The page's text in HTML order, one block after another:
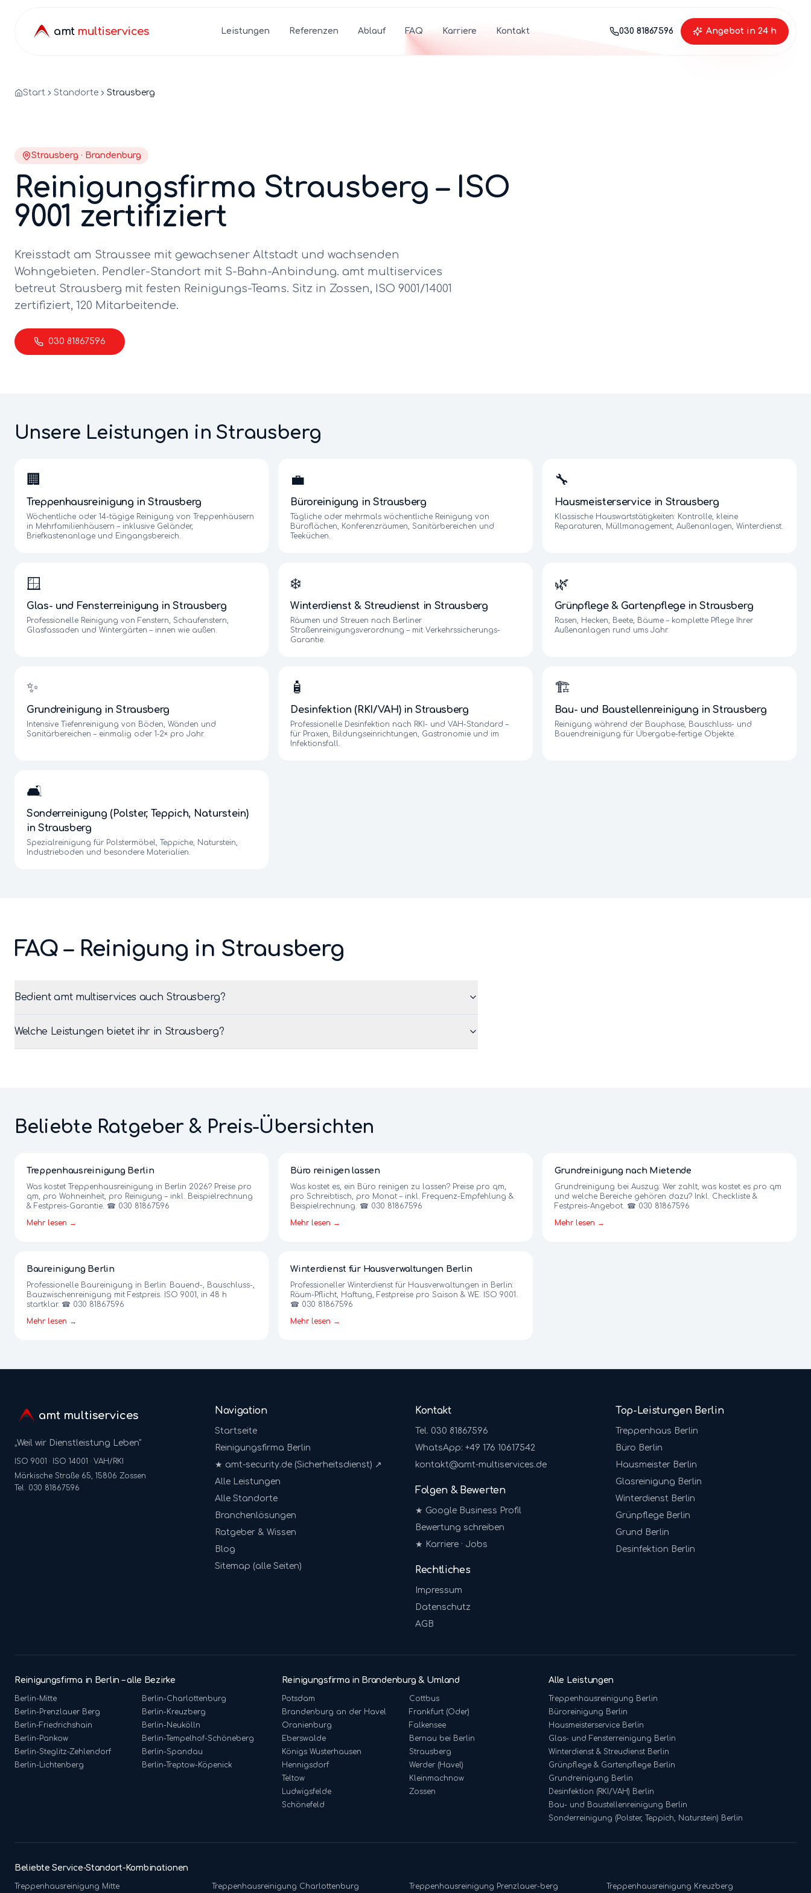
amt multiservices Leistungen Referenzen Ablauf FAQ Karriere Kontakt 030 81867596 Angebot in 24 h
Start Standorte Strausberg
Strausberg · Brandenburg
Reinigungsfirma Strausberg – ISO
9001 zertifiziert
Kreisstadt am Straussee mit gewachsener Altstadt und wachsenden
Wohngebieten. Pendler-Standort mit S-Bahn-Anbindung. amt multiservices
betreut Strausberg mit festen Reinigungs-Teams. Sitz in Zossen, ISO 9001/14001
zertifiziert, 120 Mitarbeitende.
030 81867596
Unsere Leistungen in Strausberg
🏢
Treppenhausreinigung inStrausberg
Wöchentliche oder 14-tägige Reinigung von Treppenhäusern
in Mehrfamilienhäusern – inklusive Geländer,
Briefkastenanlage und Eingangsbereich.
💼
Büroreinigung in Strausberg
Tägliche oder mehrmals wöchentliche Reinigung von
Büroflächen, Konferenzräumen, Sanitärbereichen und
Teeküchen.
🔧
Hausmeisterservicein Strausberg
Klassische Hauswartstätigkeiten: Kontrolle, kleine
Reparaturen, Müllmanagement, Außenanlagen, Winterdienst.
🪟
Glas- und Fensterreinigung inStrausberg
Professionelle Reinigung von Fenstern, Schaufenstern,
Glasfassaden und Wintergärten – innen wie außen.
❄️
Winterdienst & Streudienst in Strausberg
Räumen und Streuen nach Berliner
Straßenreinigungsverordnung – mit Verkehrssicherungs-
Garantie.
🌿
Grünpflege & GartenpflegeinStrausberg
Rasen, Hecken, Beete, Bäume – komplette Pflege Ihrer
Außenanlagen rund ums Jahr.
✨
Grundreinigung inStrausberg
Intensive Tiefenreinigung von Böden, Wänden und
Sanitärbereichen – einmalig oder 1-2× pro Jahr.
🧴
Desinfektion (RKI/VAH)inStrausberg
Professionelle Desinfektion nach RKI- und VAH-Standard –
für Praxen, Bildungseinrichtungen, Gastronomie und im
Infektionsfall.
🏗️
Bau- und Baustellenreinigung inStrausberg
Reinigung während der Bauphase, Bauschluss- und
Bauendreinigung für Übergabe-fertige Objekte.
🛋️
Sonderreinigung (Polster, Teppich, Naturstein)
inStrausberg
Spezialreinigung für Polstermöbel, Teppiche, Naturstein,
Industrieboden und besondere Materialien.
FAQ – Reinigung in Strausberg
Bedient amt multiservices auch Strausberg?
Welche Leistungen bietet ihr in Strausberg?
Beliebte Ratgeber & Preis-Übersichten
Treppenhausreinigung Berlin
Was kostet Treppenhausreinigung in Berlin 2026? Preise pro
qm, pro Wohneinheit, pro Reinigung – inkl. Beispielrechnung
& Festpreis-Garantie. ☎ 030 81867596
Mehr lesen →
Büro reinigen lassen
Was kostet es, ein Büro reinigen zu lassen? Preise pro qm,
pro Schreibtisch, pro Monat – inkl. Frequenz-Empfehlung &
Beispielrechnung. ☎ 030 81867596
Mehr lesen →
Grundreinigung nach Mietende
Grundreinigung bei Auszug: Wer zahlt, was kostet es pro qm
und welche Bereiche gehören dazu? Inkl. Checkliste &
Festpreis-Angebot. ☎ 030 81867596
Mehr lesen →
Baureinigung Berlin
Professionelle Baureinigung in Berlin: Bauend-, Bauschluss-,
Bauzwischenreinigung mit Festpreis. ISO 9001, in 48 h
startklar. ☎ 030 81867596
Mehr lesen →
Winterdienst für Hausverwaltungen Berlin
Professioneller Winterdienst für Hausverwaltungen in Berlin:
Räum-Pflicht, Haftung, Festpreise pro Saison & WE. ISO 9001.
☎ 030 81867596
Mehr lesen →
amt multiservices
„Weil wir Dienstleistung Leben"
ISO 9001 · ISO 14001 · VAH/RKI
Märkische Straße 65, 15806 Zossen
Tel. 030 81867596
Navigation
Startseite
Reinigungsfirma Berlin
★ amt-security.de (Sicherheitsdienst) ↗
Alle Leistungen
Alle Standorte
Branchenlösungen
Ratgeber & Wissen
Blog
Sitemap (alle Seiten)
Kontakt
Tel. 030 81867596
WhatsApp: +49 176 10617542
kontakt@amt-multiservices.de
Folgen & Bewerten
★ Google Business Profil
Bewertung schreiben
★ Karriere · Jobs
Rechtliches
Impressum
Datenschutz
AGB
Top-Leistungen Berlin
Treppenhaus Berlin
Büro Berlin
Hausmeister Berlin
Glasreinigung Berlin
Winterdienst Berlin
Grünpflege Berlin
Grund Berlin
Desinfektion Berlin
Reinigungsfirma in Berlin – alle Bezirke
Berlin-Mitte Berlin-Charlottenburg
Berlin-Prenzlauer Berg Berlin-Kreuzberg
Berlin-Friedrichshain Berlin-Neukölln
Berlin-Pankow Berlin- Tempelhof-Schöneberg
Berlin-Steglitz-Zehlendorf Berlin-Spandau
Berlin- Lichtenberg Berlin- Treptow-Köpenick
Reinigungsfirma in Brandenburg & Umland
Potsdam
Cottbus
Brandenburg an der Havel
Frankfurt (Oder)
Oranienburg
Falkensee
Eberswalde
Bernau bei Berlin
Königs Wusterhausen
Strausberg
Hennigsdorf
Werder (Havel)
Teltow
Kleinmachnow
Ludwigsfelde
Zossen
Schönefeld
Alle Leistungen
Treppenhausreinigung Berlin
Büroreinigung Berlin
Hausmeisterservice Berlin
Glas- und Fensterreinigung Berlin
Winterdienst & Streudienst Berlin
Grünpflege & Gartenpflege Berlin
Grundreinigung Berlin
Desinfektion (RKI/VAH) Berlin
Bau- und Baustellenreinigung Berlin
Sonderreinigung (Polster, Teppich, Naturstein) Berlin
Beliebte Service-Standort-Kombinationen
Treppenhausreinigung Mitte Treppenhausreinigung Charlottenburg Treppenhausreinigung Prenzlauer-berg Treppenhausreinigung Kreuzberg